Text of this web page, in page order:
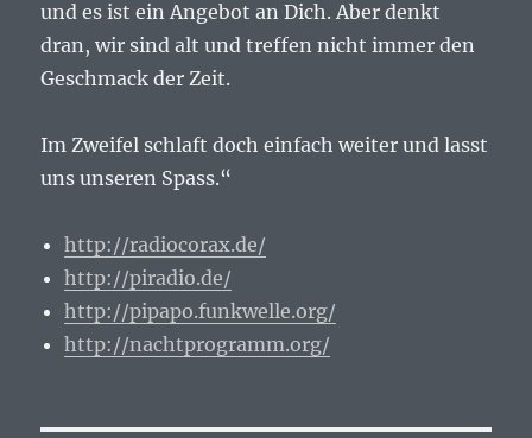
und es ist ein Angebot an Dich. Aber denkt
dran, wir sind alt und treffen nicht immer den
Geschmack der Zeit.
Im Zweifel schlaft doch einfach weiter und lasst
uns unseren Spass.“
http://radiocorax.de/
http://piradio.de/
http://pipapo.funkwelle.org/
http://nachtprogramm.org/